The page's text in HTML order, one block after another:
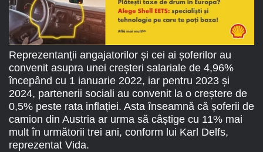
Reprezentanții angajatorilor și cei ai șoferilor au
convenit asupra unei creșteri salariale de 4,96%
începând cu 1 ianuarie 2022, iar pentru 2023 și
2024, partenerii sociali au convenit la o creștere de
0,5% peste rata inflației. Asta înseamnă că șoferii de
camion din Austria ar urma să câștige cu 11% mai
mult în următorii trei ani, conform lui Karl Delfs,
reprezentat Vida.